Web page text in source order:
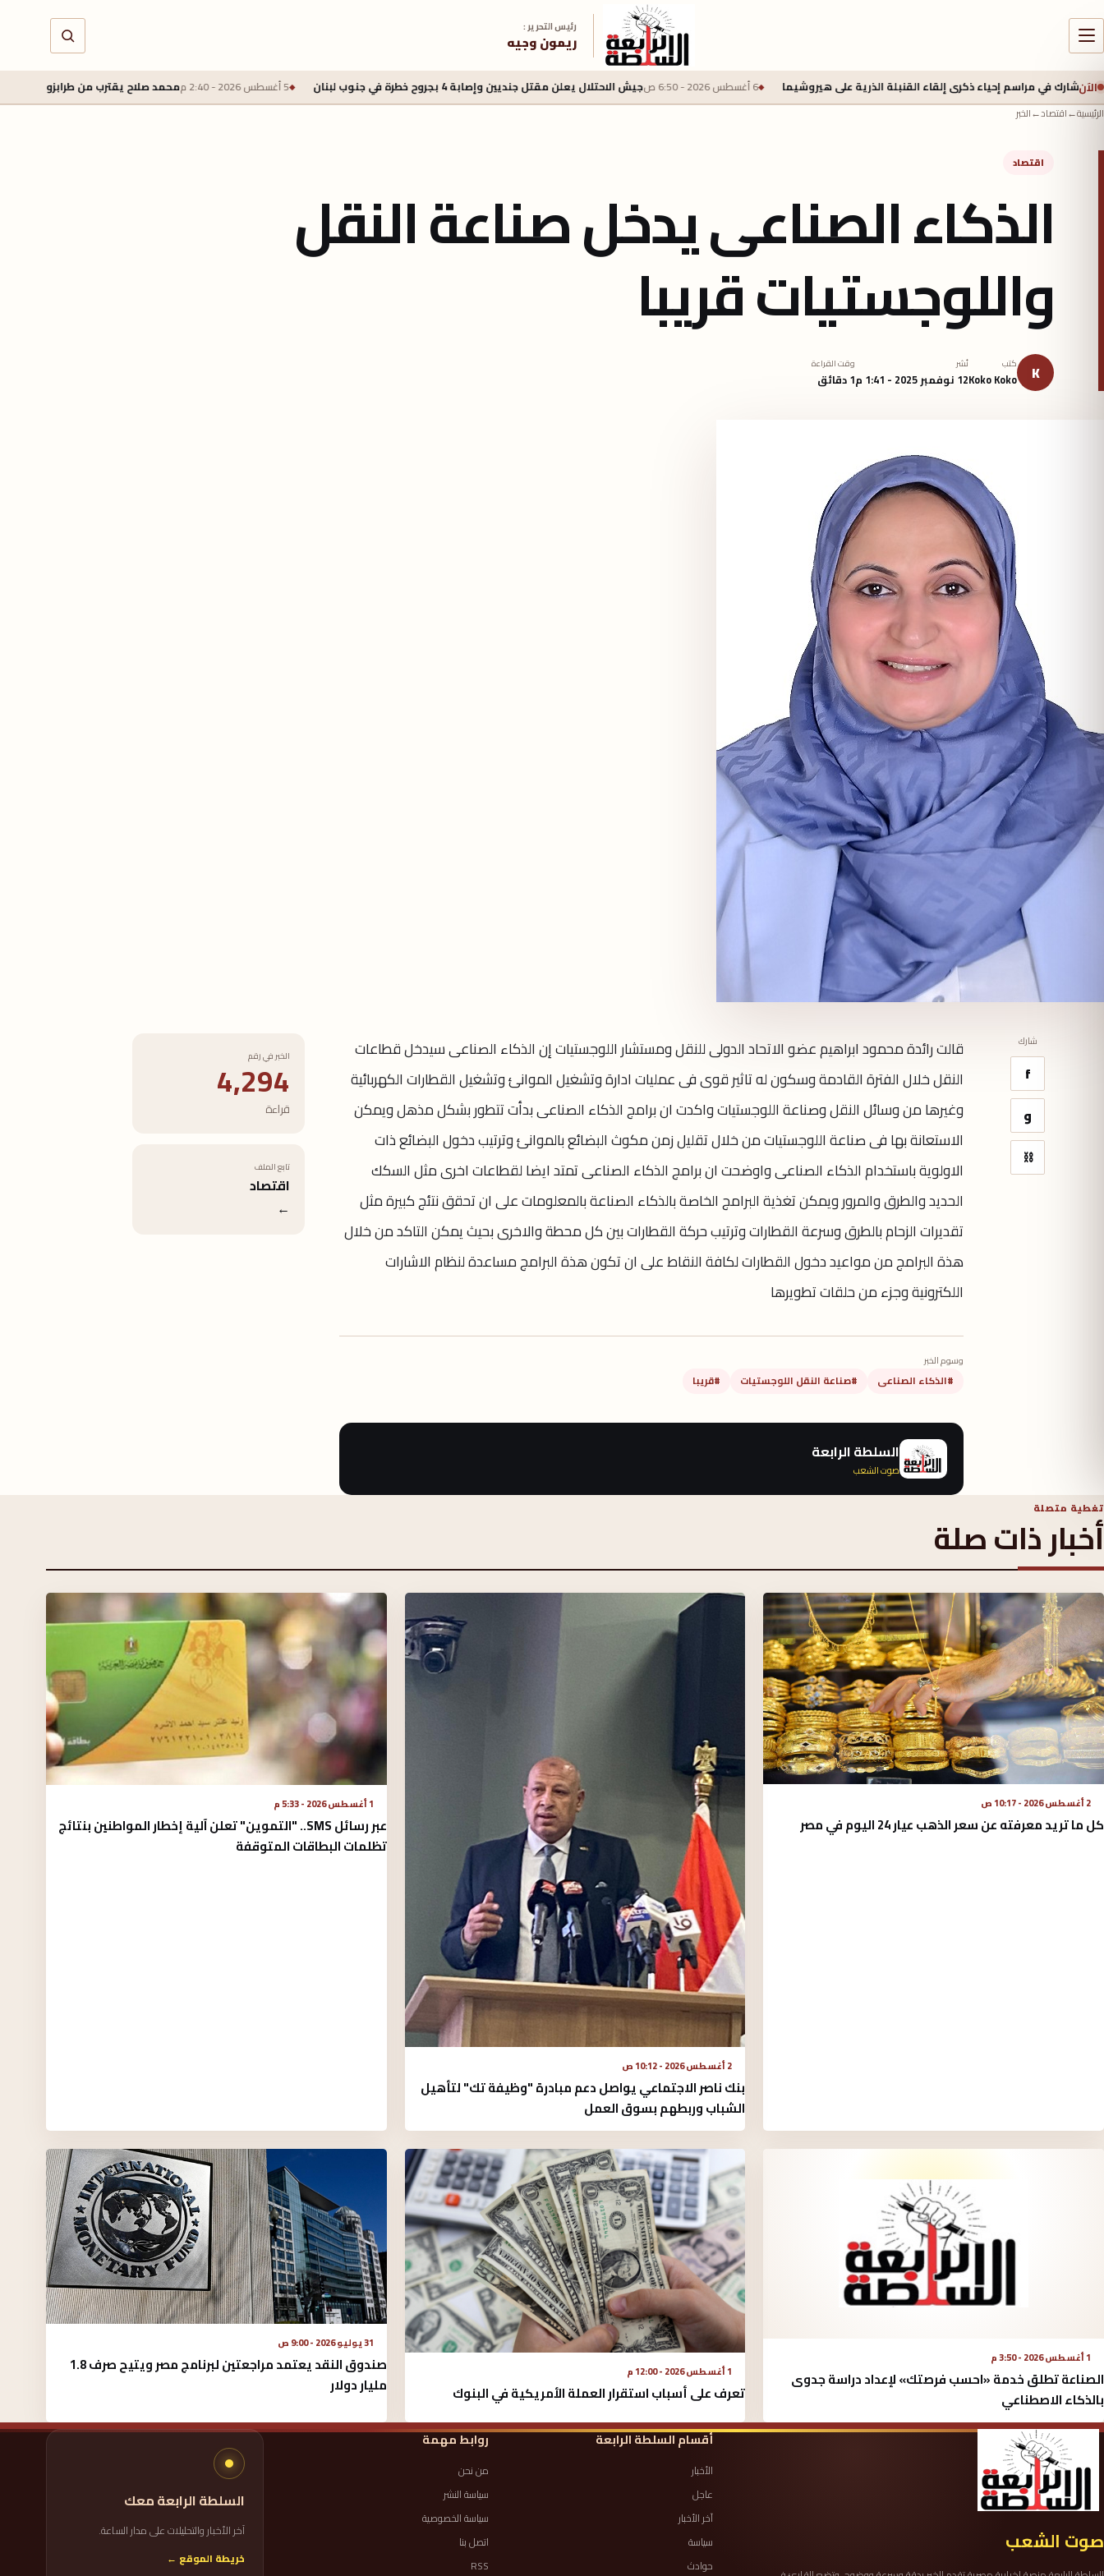
رئيس التحرير :
ريمون وجيه
الآنإحياء ذكرى إلقاء القنبلة الذرية على هيروشيما 6 أغسطس 2026 - 6:50 ص جيش الاحتلال يعلن مقتل جنديين وإصابة 4 بجروح خطرة في جنوب لبنان 5 أغسطس 2026 - 2:40 م محمد صلاح يقترب من طرابزون سبور بعقد لمدة عامين وراتب
الرئيسية←اقتصاد←الخبر
اقتصاد
الذكاء الصناعى يدخل صناعة النقل
واللوجستيات قريبا
K كتب
Koko Koko
نُشر
12 نوفمبر 2025 - 1:41 م
وقت القراءة
1 دقائق
شارك
f
و
⛓
قالت رائدة محمود ابراهيم عضو الاتحاد الدولى للنقل ومستشار اللوجستيات إن الذكاء الصناعى سيدخل قطاعات
النقل خلال الفترة القادمة وسكون له تاثير قوى فى عمليات ادارة وتشغيل الموانئ وتشغيل القطارات الكهربائية
وغيرها من وسائل النقل وصناعة اللوجستيات واكدت ان برامج الذكاء الصناعى بدأت تتطور بشكل مذهل ويمكن
الاستعانة بها فى صناعة اللوجستيات من خلال تقليل زمن مكوث البضائع بالموانئ وترتيب دخول البضائع ذات
الاولوية باستخدام الذكاء الصناعى واوضحت ان برامج الذكاء الصناعى تمتد ايضا لقطاعات اخرى مثل السكك
الحديد والطرق والمرور ويمكن تغذية البرامج الخاصة بالذكاء الصناعة بالمعلومات على ان تحقق نتئج كبيرة مثل
تقديرات الزحام بالطرق وسرعة القطارات وترتيب حركة القطارات بين كل محطة والاخرى بحيث يمكن التاكد من خلال
هذة البرامج من مواعيد دخول القطارات لكافة النقاط على ان تكون هذة البرامج مساعدة لنظام الاشارات
اللكترونية وجزء من حلقات تطويرها
وسوم الخبر
#الذكاء الصناعى #صناعة النقل اللوجستيات #قريبا
السلطة الرابعة
صوت الشعب
الخبر في رقم
4,294
قراءة
تابع الملف
اقتصاد
←
تغطية متصلة
أخبار ذات صلة
2 أغسطس 2026 - 10:17 ص
كل ما تريد معرفته عن سعر الذهب عيار 24 اليوم في مصر
2 أغسطس 2026 - 10:12 ص
بنك ناصر الاجتماعي يواصل دعم مبادرة "وظيفة تك" لتأهيل
الشباب وربطهم بسوق العمل
1 أغسطس 2026 - 5:33 م
عبر رسائل SMS.. "التموين" تعلن آلية إخطار المواطنين بنتائج
تظلمات البطاقات المتوقفة
1 أغسطس 2026 - 3:50 م
الصناعة تطلق خدمة «احسب فرصتك» لإعداد دراسة جدوى
بالذكاء الاصطناعي
1 أغسطس 2026 - 12:00 م
تعرف على أسباب استقرار العملة الأمريكية في البنوك
31 يوليو 2026 - 9:00 ص
صندوق النقد يعتمد مراجعتين لبرنامج مصر ويتيح صرف 1.8
مليار دولار
صوت الشعب
أقسام السلطة الرابعة
الأخبار
عاجل
آخر الأخبار
سياسة
حوادث
روابط مهمة
من نحن
سياسة النشر
سياسة الخصوصية
اتصل بنا
RSS
السلطة الرابعة معك
آخر الأخبار والتحليلات على مدار الساعة.
خريطة الموقع ←